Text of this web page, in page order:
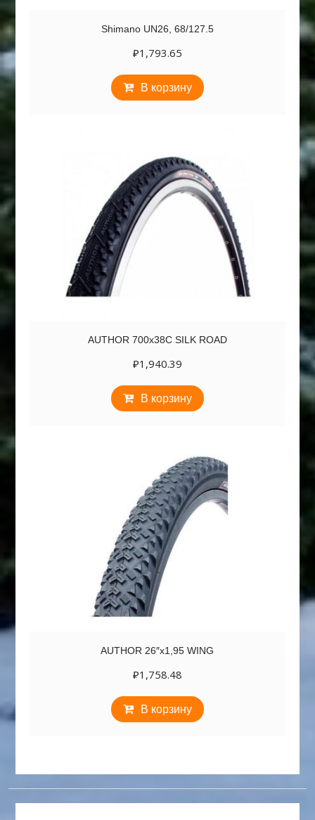
Shimano UN26, 68/127.5
₽1,793.65
В корзину
AUTHOR 700х38C SILK ROAD
₽1,940.39
В корзину
AUTHOR 26″х1,95 WING
₽1,758.48
В корзину